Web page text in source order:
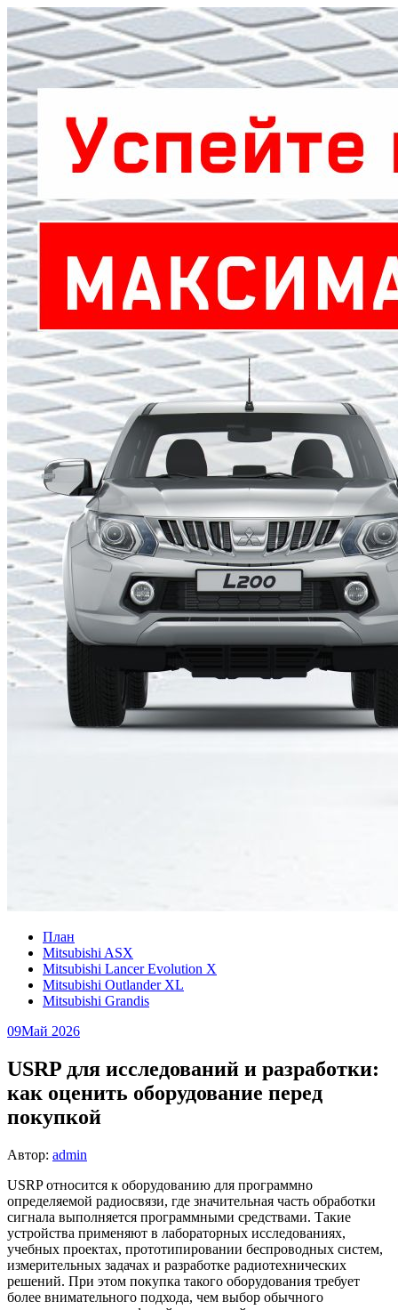
План
Mitsubishi ASX
Mitsubishi Lancer Evolution X
Mitsubishi Outlander XL
Mitsubishi Grandis
09Май 2026
USRP для исследований и разработки:
как оценить оборудование перед
покупкой
Автор: admin
USRP относится к оборудованию для программно
определяемой радиосвязи, где значительная часть обработки
сигнала выполняется программными средствами. Такие
устройства применяют в лабораторных исследованиях,
учебных проектах, прототипировании беспроводных систем,
измерительных задачах и разработке радиотехнических
решений. При этом покупка такого оборудования требует
более внимательного подхода, чем выбор обычного